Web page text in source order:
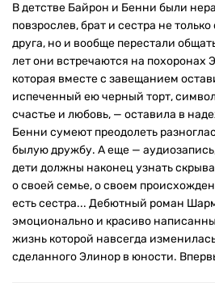
В детстве Байрон и Бенни были
повзрослев, брат и сестра не
друга, но и вообще перестали
лет они встречаются на похоронах
которая вместе с завещанием
испеченный ею черный торт,
счастье и любовь, — оставила в
Бенни сумеют преодолеть
былую дружбу. А еще —
дети должны наконец узнать
о своей семье, о своем
есть сестра... Дебютный роман
эмоционально и красиво
жизнь которой навсегда
сделанного Элинор в юности.